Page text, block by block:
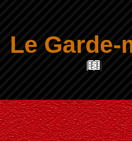
Le Garde-